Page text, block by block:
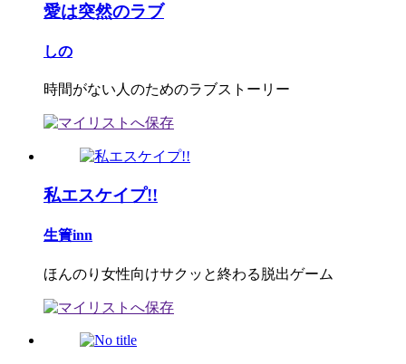
愛は突然のラブ
しの
時間がない人のためのラブストーリー
私エスケイプ!!
生簀inn
ほんのり女性向けサクッと終わる脱出ゲーム